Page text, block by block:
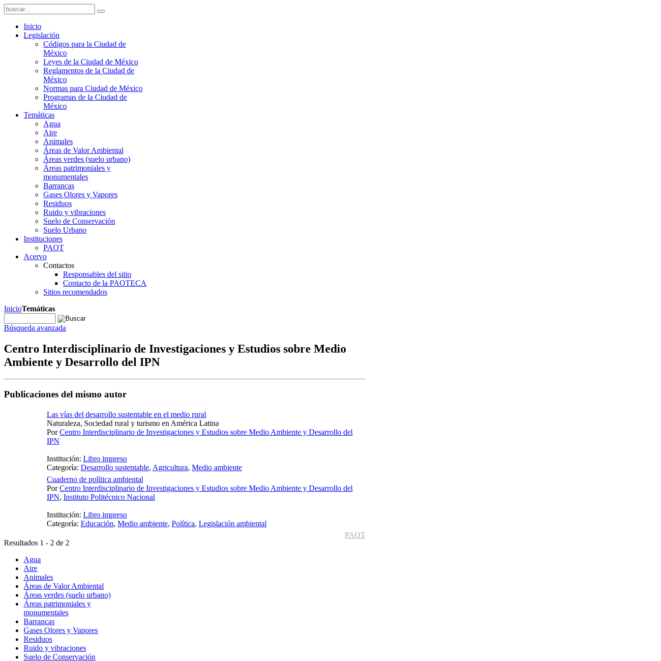
Inicio
Legislación
Códigos para la Ciudad de
México
Leyes de la Ciudad de México
Reglamentos de la Ciudad de
México
Normas para Ciudad de México
Programas de la Ciudad de
México
Temáticas
Agua
Aire
Animales
Áreas de Valor Ambiental
Áreas verdes (suelo urbano)
Áreas patrimoniales y
monumentales
Barrancas
Gases Olores y Vapores
Residuos
Ruido y vibraciones
Suelo de Conservación
Suelo Urbano
Instituciones
PAOT
Acervo
Contactos
Responsables del sitio
Contacto de la PAOTECA
Sitios recomendados
InicioTemáticas
Búsqueda avanzada
Centro Interdisciplinario de Investigaciones y Estudios sobre Medio
Ambiente y Desarrollo del IPN
Publicaciones del mismo autor
Las vías del desarrollo sustentable en el medio rural
Naturaleza, Sociedad rural y turismo en América Latina
PorCentro Interdisciplinario de Investigaciones y Estudios sobre Medio Ambiente y Desarrollo del
IPN
Institución: Libro impreso
Categoría: Desarrollo sustentable, Agricultura, Medio ambiente
Cuaderno de política ambiental
PorCentro Interdisciplinario de Investigaciones y Estudios sobre Medio Ambiente y Desarrollo del
IPN, Instituto Politécnico Nacional
Institución: Libro impreso
Categoría: Educación, Medio ambiente, Política, Legislación ambiental
PAOT
Resultados 1 - 2 de 2
Agua
Aire
Animales
Áreas de Valor Ambiental
Áreas verdes (suelo urbano)
Áreas patrimoniales y
monumentales
Barrancas
Gases Olores y Vapores
Residuos
Ruido y vibraciones
Suelo de Conservación